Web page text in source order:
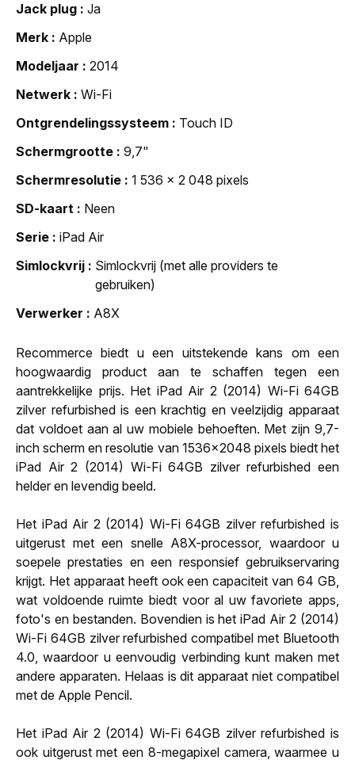
Jack plug
Ja
Merk
Apple
Modeljaar
2014
Netwerk
Wi-Fi
Ontgrendelingssysteem
Touch ID
Schermgrootte
9,7"
Schermresolutie
1 536 x 2 048 pixels
SD-kaart
Neen
Serie
iPad Air
Simlockvrij
Simlockvrij (met alle providers te
gebruiken)
Verwerker
A8X
Recommerce biedt u een uitstekende kans om een
hoogwaardig product aan te schaffen tegen een
aantrekkelijke prijs. Het iPad Air 2 (2014) Wi-Fi 64GB
zilver refurbished is een krachtig en veelzijdig apparaat
dat voldoet aan al uw mobiele behoeften. Met zijn 9,7-
inch scherm en resolutie van 1536x2048 pixels biedt het
iPad Air 2 (2014) Wi-Fi 64GB zilver refurbished een
helder en levendig beeld.
Het iPad Air 2 (2014) Wi-Fi 64GB zilver refurbished is
uitgerust met een snelle A8X-processor, waardoor u
soepele prestaties en een responsief gebruikservaring
krijgt. Het apparaat heeft ook een capaciteit van 64 GB,
wat voldoende ruimte biedt voor al uw favoriete apps,
foto's en bestanden. Bovendien is het iPad Air 2 (2014)
Wi-Fi 64GB zilver refurbished compatibel met Bluetooth
4.0, waardoor u eenvoudig verbinding kunt maken met
andere apparaten. Helaas is dit apparaat niet compatibel
met de Apple Pencil.
Het iPad Air 2 (2014) Wi-Fi 64GB zilver refurbished is
ook uitgerust met een 8-megapixel camera, waarmee u